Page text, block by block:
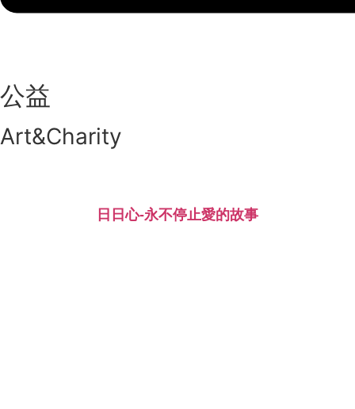
公益
Art&Charity
日日心-永不停止愛的故事